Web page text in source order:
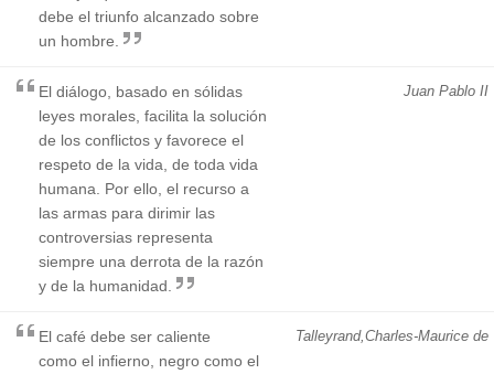
debe el triunfo alcanzado sobre
un hombre.
Juan Pablo II
El diálogo, basado en sólidas
leyes morales, facilita la solución
de los conflictos y favorece el
respeto de la vida, de toda vida
humana. Por ello, el recurso a
las armas para dirimir las
controversias representa
siempre una derrota de la razón
y de la humanidad.
Talleyrand,Charles-Maurice de
El café debe ser caliente
como el infierno, negro como el